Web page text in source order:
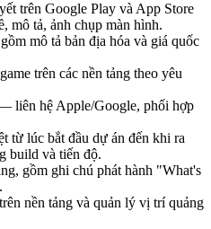
trên Google Play và App Store
mô tả, ảnh chụp màn hình.
mô tả bản địa hóa và giá quốc
trên các nền tảng theo yêu
liên hệ Apple/Google, phối hợp
từ lúc bắt đầu dự án đến khi ra
build và tiến độ.
gồm ghi chú phát hành "What's
nền tảng và quản lý vị trí quảng